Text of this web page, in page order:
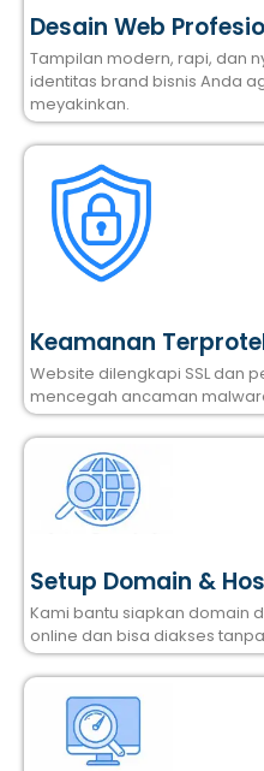
Desain Web
Tampilan modern, rapi, dan
identitas brand bisnis Anda
meyakinkan.
Keamanan
Website dilengkapi SSL dan
mencegah ancaman
Setup Domain &
Kami bantu siapkan domain
online dan bisa diakses